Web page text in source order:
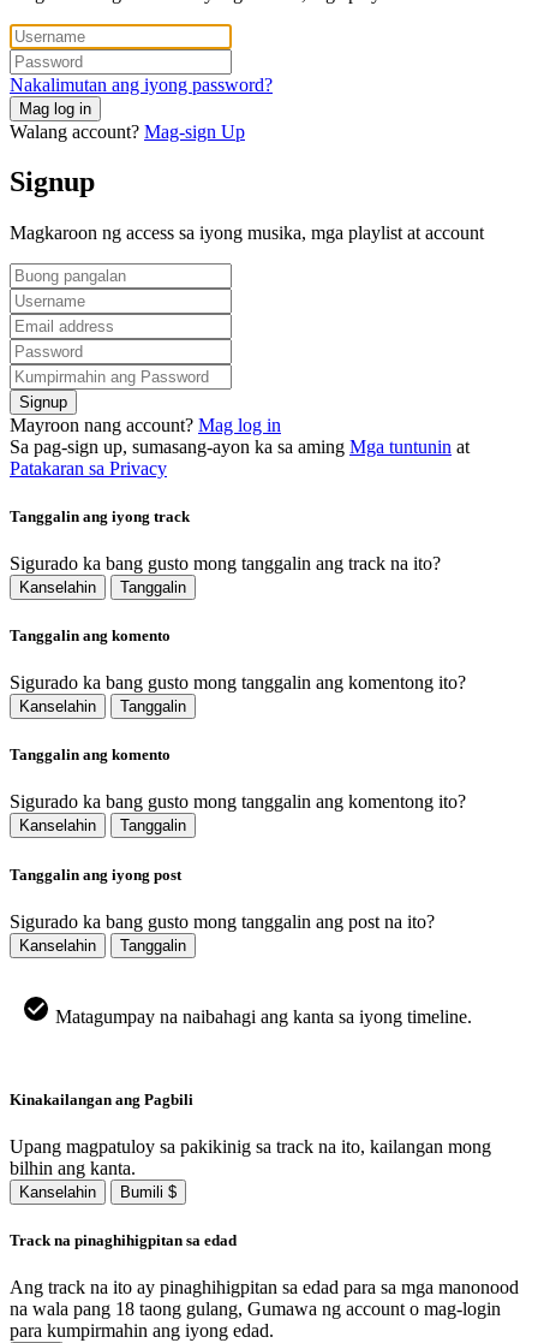
Nakalimutan ang iyong password?
Mag log in
Walang account? Mag-sign Up
Signup
Magkaroon ng access sa iyong musika, mga playlist at account
Signup
Mayroon nang account? Mag log in
Sa pag-sign up, sumasang-ayon ka sa aming Mga tuntunin at
Patakaran sa Privacy
Tanggalin ang iyong track
Sigurado ka bang gusto mong tanggalin ang track na ito?
Kanselahin Tanggalin
Tanggalin ang komento
Sigurado ka bang gusto mong tanggalin ang komentong ito?
Kanselahin Tanggalin
Tanggalin ang komento
Sigurado ka bang gusto mong tanggalin ang komentong ito?
Kanselahin Tanggalin
Tanggalin ang iyong post
Sigurado ka bang gusto mong tanggalin ang post na ito?
Kanselahin Tanggalin
Matagumpay na naibahagi ang kanta sa iyong timeline.
Kinakailangan ang Pagbili
Upang magpatuloy sa pakikinig sa track na ito, kailangan mong
bilhin ang kanta.
Kanselahin Bumili $
Track na pinaghihigpitan sa edad
Ang track na ito ay pinaghihigpitan sa edad para sa mga manonood
na wala pang 18 taong gulang, Gumawa ng account o mag-login
para kumpirmahin ang iyong edad.